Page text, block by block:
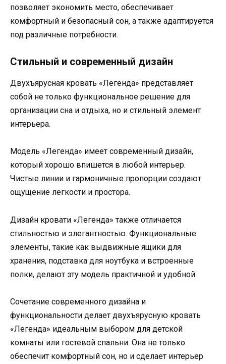
позволяет экономить место, обеспечивает
комфортный и безопасный сон, а также адаптируется
под различные потребности.
Стильный и современный дизайн
Двухъярусная кровать «Легенда» представляет
собой не только функциональное решение для
организации сна и отдыха, но и стильный элемент
интерьера.
Модель «Легенда» имеет современный дизайн,
который хорошо впишется в любой интерьер.
Чистые линии и гармоничные пропорции создают
ощущение легкости и простора.
Дизайн кровати «Легенда» также отличается
стильностью и элегантностью. Функциональные
элементы, такие как выдвижные ящики для
хранения, подставка для ноутбука и встроенные
полки, делают эту модель практичной и удобной.
Сочетание современного дизайна и
функциональности делает двухъярусную кровать
«Легенда» идеальным выбором для детской
комнаты или гостевой спальни. Она не только
обеспечит комфортный сон, но и сделает интерьер